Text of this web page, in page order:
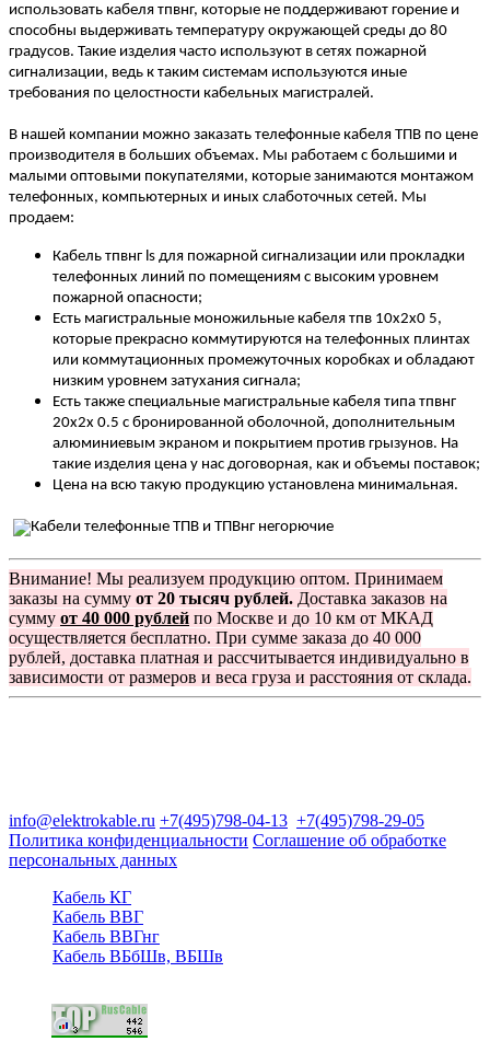
использовать кабеля тпвнг, которые не поддерживают горение и
способны выдерживать температуру окружающей среды до 80
градусов. Такие изделия часто используют в сетях пожарной
сигнализации, ведь к таким системам используются иные
требования по целостности кабельных магистралей.
В нашей компании можно заказать телефонные кабеля ТПВ по цене
производителя в больших объемах. Мы работаем с большими и
малыми оптовыми покупателями, которые занимаются монтажом
телефонных, компьютерных и иных слаботочных сетей. Мы
продаем:
Кабель тпвнг ls для пожарной сигнализации или прокладки
телефонных линий по помещениям с высоким уровнем
пожарной опасности;
Есть магистральные моножильные кабеля тпв 10х2х0 5,
которые прекрасно коммутируются на телефонных плинтах
или коммутационных промежуточных коробках и обладают
низким уровнем затухания сигнала;
Есть также специальные магистральные кабеля типа тпвнг
20х2х 0.5 с бронированной оболочной, дополнительным
алюминиевым экраном и покрытием против грызунов. На
такие изделия цена у нас договорная, как и объемы поставок;
Цена на всю такую продукцию установлена минимальная.
Внимание! Мы реализуем продукцию оптом. Принимаем
заказы на сумму от 20 тысяч рублей. Доставка заказов на
сумму от 40 000 рублей по Москве и до 10 км от МКАД
осуществляется бесплатно. При сумме заказа до 40 000
рублей, доставка платная и рассчитывается индивидуально в
зависимости от размеров и веса груза и расстояния от склада.
info@elektrokable.ru +7(495)798-04-13 +7(495)798-29-05
Политика конфиденциальности Соглашение об обработке
персональных данных
Кабель КГ
Кабель ВВГ
Кабель ВВГнг
Кабель ВБбШв, ВБШв